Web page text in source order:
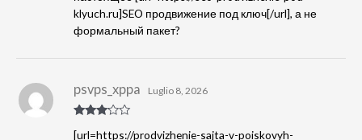
1
s
u
klyuch.ru]SEO продвижение под ключ[/url], а не
формальный пакет?
o3 su
psvps_xppa Luglio 8, 2026
[url=https://prodvizhenie-sajta-v-poiskovyh-